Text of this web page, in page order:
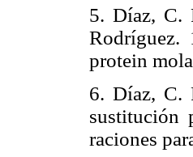
5. Díaz, C.
Rodríguez.
protein
6. Díaz, C.
sustitución
raciones